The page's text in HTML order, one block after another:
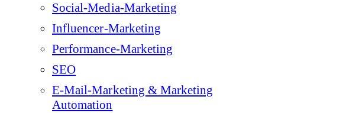
Social-Media-Marketing
Influencer-Marketing
Performance-Marketing
SEO
E-Mail-Marketing & Marketing
Automation